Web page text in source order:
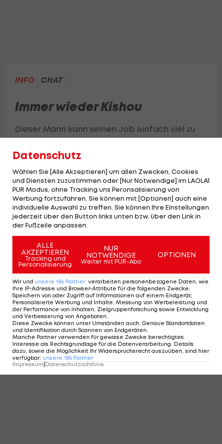
INFO CHAT
Immer wieder Kishou
Dieser Mann kann seinen Job einfach viel zu
Datenschutz
Wählen Sie [Alle Akzeptieren] um allen Zwecken, Cookies
und Diensten zuzustimmen oder [Nur Notwendige] im LAOLA1
PUR Modus, ohne Tracking uns Peronsalisierung von
Werbung fortzufahren. Sie können mit [Optionen] auch eine
individuelle Auswahl zu treffen. Sie können Ihre Einstellungen
jederzeit über den Button links unten bzw. über den Link in
der Fußzeile anpassen.
ALLE
AKZEPTIEREN
Tracking und
Personalisierung
NUR
NOTWENDIGE
Weiter mit PUR-Abo
OPTIONEN
Wir und unsere 186 Partner verarbeiten personenbezogene Daten, wie
Ihre IP-Adresse und Browser-Attribute für die folgenden Zwecke:
Speichern von oder Zugriff auf Informationen auf einem Endgerät;
Personalisierte Werbung und Inhalte, Messung von Werbeleistung und
der Performance von Inhalten, Zielgruppenforschung sowie Entwicklung
und Verbesserung von Angeboten.
Diese Zwecke können unter Umständen auch: Genaue Standortdaten
und Identifikation durch Scannen von Endgeräten.
Manche Partner verwenden für gewisse Zwecke berechtigtes
Interesse als Rechtsgrundlage für die Datenverarbeitung. Details
dazu, sowie die Möglichkeit Ihr Widerspruchsrecht auszuüben, sind hier
verfügbar: unsere 186 Partner
Impressum Datenschutzrichtlinie